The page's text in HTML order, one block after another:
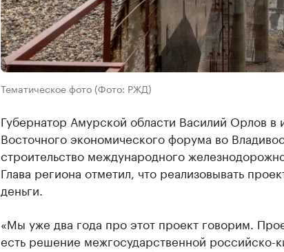
Тематическое фото (Фото: РЖД)
Губернатор Амурской области Василий Орлов в
Восточного экономического форума во
строительство международного
Глава региона отметил, что реализовывать
деньги.
«Мы уже два года про этот проект говорим.
есть решение межгосударственной российско-